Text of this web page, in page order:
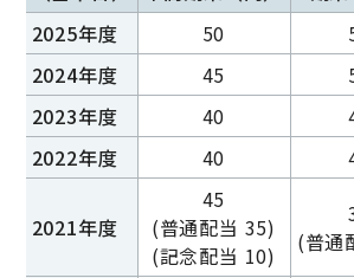
2025年度
50
2024年度
45
2023年度
40
2022年度
40
2021年度
45
(普通配当 35)
(記念配当 10)
(普通